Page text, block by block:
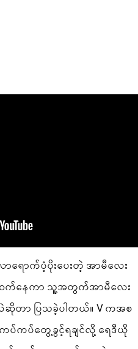
ောက်ပံ့ပိုးပေးတဲ့ အာမီလေး
က်နေကာ သူ့အတွက်အာမီလေး
တာ ပြသခဲ့ပါတယ်။ V ကအစ
ပ်ကပ်တွေ့ခွင့်ရချင်လို့ ရေဒီယို